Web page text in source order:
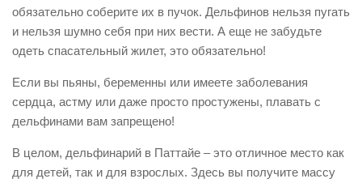
обязательно соберите их в пучок. Дельфинов нельзя пугать
и нельзя шумно себя при них вести. А еще не забудьте
одеть спасательный жилет, это обязательно!
Если вы пьяны, беременны или имеете заболевания
сердца, астму или даже просто простужены, плавать с
дельфинами вам запрещено!
В целом, дельфинарий в Паттайе – это отличное место как
для детей, так и для взрослых. Здесь вы получите массу